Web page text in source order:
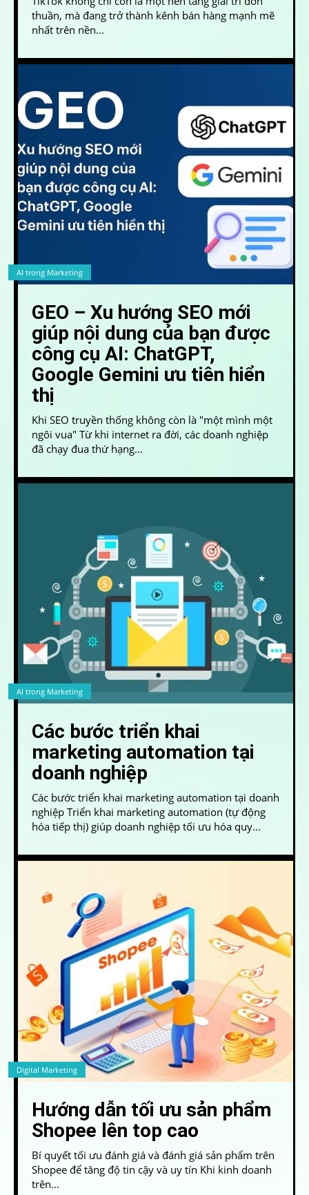
thuần, mà đang trở thành kênh bán hàng mạnh mẽ
nhất trên nền...
AI trong Marketing
GEO – Xu hướng SEO mới
giúp nội dung của bạn được
công cụ AI: ChatGPT,
Google Gemini ưu tiên hiển
thị
Khi SEO truyền thống không còn là "một mình một
ngôi vua" Từ khi internet ra đời, các doanh nghiệp
đã chạy đua thứ hạng...
AI trong Marketing
Các bước triển khai
marketing automation tại
doanh nghiệp
Các bước triển khai marketing automation tại doanh
nghiệp Triển khai marketing automation (tự động
hóa tiếp thị) giúp doanh nghiệp tối ưu hóa quy...
Digital Marketing
Hướng dẫn tối ưu sản phẩm
Shopee lên top cao
Bí quyết tối ưu đánh giá và đánh giá sản phẩm trên
Shopee để tăng độ tin cậy và uy tín Khi kinh doanh
trên...